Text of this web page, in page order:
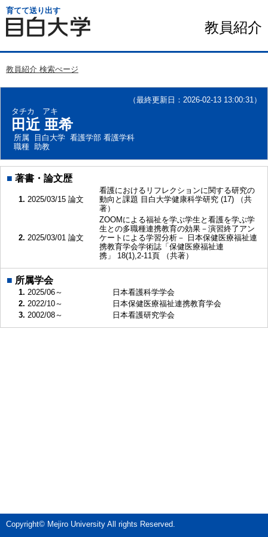
育てて送り出す
教員紹介
教員紹介 検索ぺージ
（最終更新日：2026-02-13 13:00:31）
タチカ アキ
田近 亜希
所属
目白大学 看護学部 看護学科
職種 助教
■ 著書・論文歴
1. 2025/03/15 論文
看護におけるリフレクションに関する研究の
動向と課題 目白大学健康科学研究 (17) （共
著）
2. 2025/03/01 論文
ZOOMによる福祉を学ぶ学生と看護を学ぶ学
生との多職種連携教育の効果－演習終了アン
ケートによる学習分析－ 日本保健医療福祉連
携教育学会学術誌「保健医療福祉連
携」 18(1),2-11頁 （共著）
■ 所属学会
1. 2025/06～
日本看護科学学会
2. 2022/10～
日本保健医療福祉連携教育学会
3. 2002/08～ 日本看護研究学会
Copyright© Mejiro University All rights Reserved.